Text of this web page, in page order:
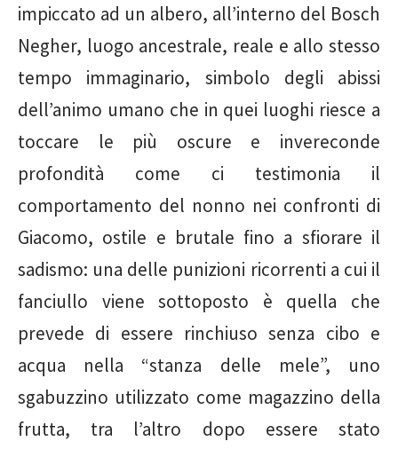
impiccato ad un albero, all’interno del Bosch
Negher, luogo ancestrale, reale e allo stesso
tempo immaginario, simbolo degli abissi
dell’animo umano che in quei luoghi riesce a
toccare le più oscure e invereconde
profondità come ci testimonia il
comportamento del nonno nei confronti di
Giacomo, ostile e brutale fino a sfiorare il
sadismo: una delle punizioni ricorrenti a cui il
fanciullo viene sottoposto è quella che
prevede di essere rinchiuso senza cibo e
acqua nella “stanza delle mele”, uno
sgabuzzino utilizzato come magazzino della
frutta, tra l’altro dopo essere stato